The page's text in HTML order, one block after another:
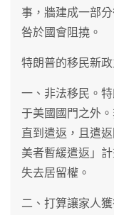
事，牆建成一部
咎於國會阻撓。
特朗普的移民新
一、非法移民。
于美國國門之外
直到遣返，且遣
美者暫緩遣返」
失去居留權。
二、打算讓家人